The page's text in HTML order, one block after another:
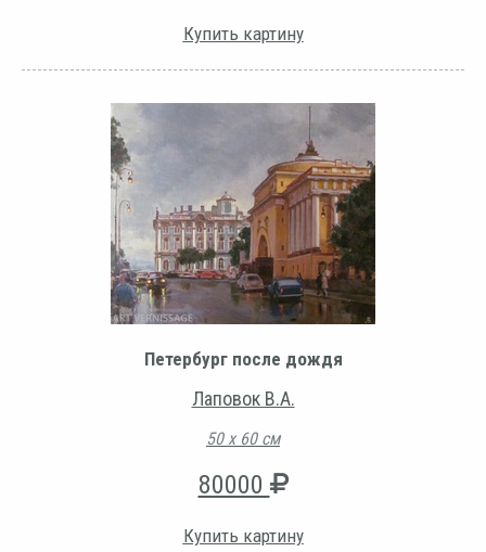
Купить картину
Петербург после дождя
Лаповок В.А.
50 х 60 см
80000
Купить картину